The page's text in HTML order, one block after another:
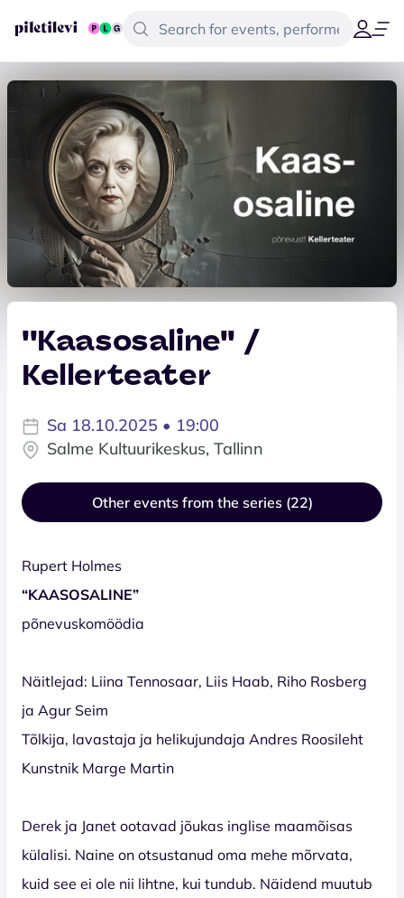
''Kaasosaline'' /
Kellerteater
Sa 18.10.2025 • 19:00
Salme Kultuurikeskus, Tallinn
Other events from the series (22)
Rupert Holmes
“KAASOSALINE”
põnevuskomöödia
Näitlejad: Liina Tennosaar, Liis Haab, Riho Rosberg
ja Agur Seim
Tõlkija, lavastaja ja helikujundaja Andres Roosileht
Kunstnik Marge Martin
Derek ja Janet ootavad jõukas inglise maamõisas
külalisi. Naine on otsustanud oma mehe mõrvata,
kuid see ei ole nii lihtne, kui tundub. Näidend muutub